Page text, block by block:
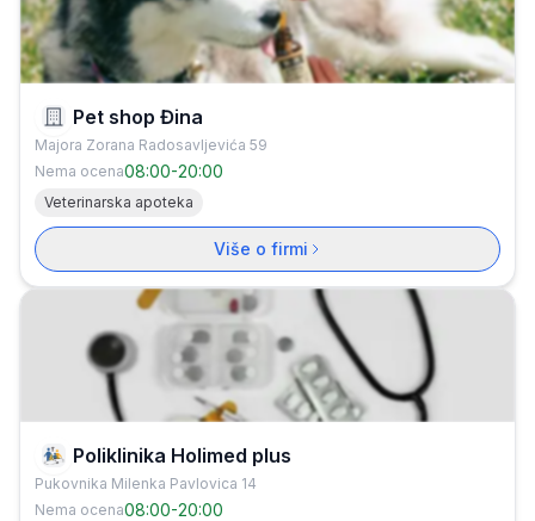
Pet shop Đina
Majora Zorana Radosavljevića 59
Nema ocena08:00-20:00
Veterinarska apoteka
Više o firmi
Poliklinika Holimed plus
Pukovnika Milenka Pavlovica 14
Nema ocena08:00-20:00